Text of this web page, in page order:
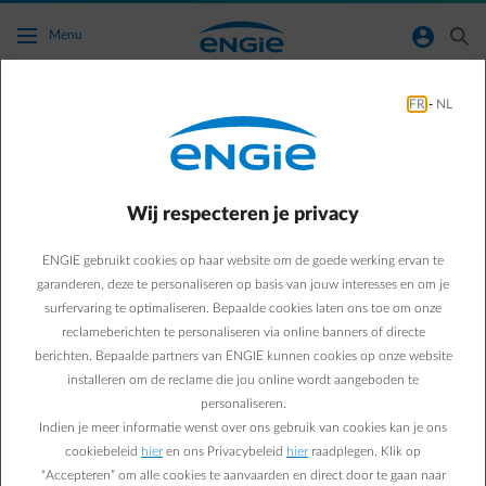
Ga naar de hoofdinhoud
Menu normal-account-circle search
Wat is de impact van de btw-verlaging op
mijn voorschotfactuur?
arrow-left Terug naar contactpagina
Voor de maanden waarin de btw verlaging van toepassing is,
verlagen we je tussentijds bedrag voor elektriciteit en gas op je
factuur. Hierbij een voorbeeldje:
Stel je betaalt normaal 121 € voor elektriciteit en gas. Dit komt
overeen met 100€ + 21% btw.
Veelgestelde vragen
FR - NL
Wij respecteren je privacy
ENGIE gebruikt cookies op haar website om de goede werking ervan te
garanderen, deze te personaliseren op basis van jouw interesses en om je
surfervaring te optimaliseren. Bepaalde cookies laten ons toe om onze
reclameberichten te personaliseren via online banners of directe
berichten. Bepaalde partners van ENGIE kunnen cookies op onze website
installeren om de reclame die jou online wordt aangeboden te
personaliseren.
Indien je meer informatie wenst over ons gebruik van cookies kan je ons
cookiebeleid hier en ons Privacybeleid hier raadplegen. Klik op
“Accepteren” om alle cookies te aanvaarden en direct door te gaan naar